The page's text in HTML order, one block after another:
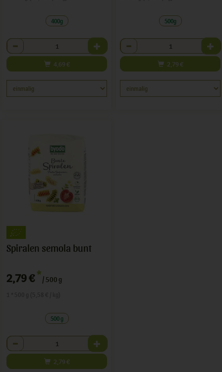
400g
Anzahl
4,69 €
500g
Anzahl
2,79 €
Spiralen semola bunt
2,79 € */ 500 g
500 g
Anzahl
2,79 €